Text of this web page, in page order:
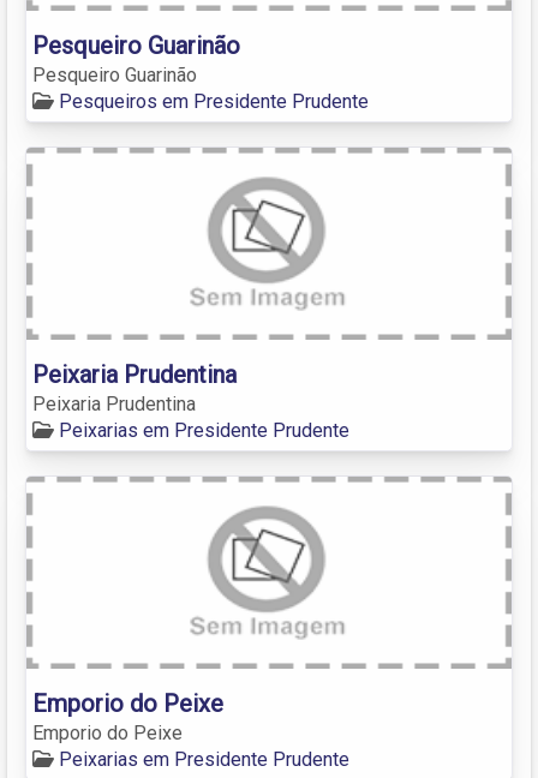
Pesqueiro Guarinão
Pesqueiro Guarinão
Pesqueiros em Presidente Prudente
Peixaria Prudentina
Peixaria Prudentina
Peixarias em Presidente Prudente
Emporio do Peixe
Emporio do Peixe
Peixarias em Presidente Prudente